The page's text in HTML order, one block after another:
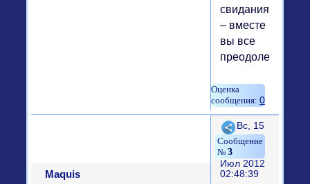
свидания
– вместе
вы все
преодолеете!
0
Поделиться
3
Вс, 15
Июл 2012
02:48:39
Maquis